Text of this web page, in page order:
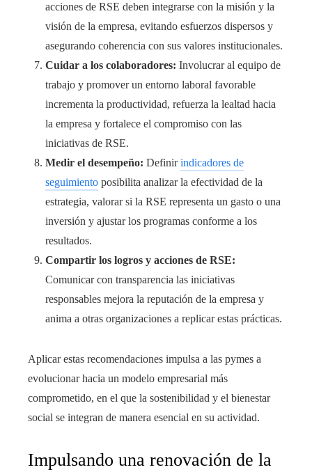
acciones de RSE deben integrarse con la misión y la
visión de la empresa, evitando esfuerzos dispersos y
asegurando coherencia con sus valores institucionales.
Cuidar a los colaboradores: Involucrar al equipo de
trabajo y promover un entorno laboral favorable
incrementa la productividad, refuerza la lealtad hacia
la empresa y fortalece el compromiso con las
iniciativas de RSE.
Medir el desempeño: Definirindicadores de
seguimiento posibilita analizar la efectividad de la
estrategia, valorar si la RSE representa un gasto o una
inversión y ajustar los programas conforme a los
resultados.
Compartir los logros y acciones de RSE:
Comunicar con transparencia las iniciativas
responsables mejora la reputación de la empresa y
anima a otras organizaciones a replicar estas prácticas.
Aplicar estas recomendaciones impulsa a las pymes a
evolucionar hacia un modelo empresarial más
comprometido, en el que la sostenibilidad y el bienestar
social se integran de manera esencial en su actividad.
Impulsando una renovación de la